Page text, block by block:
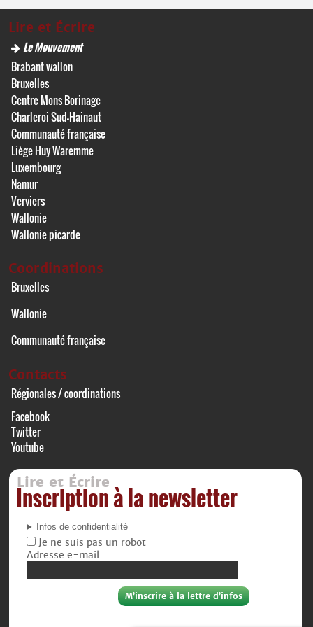
Lire et Écrire
Le Mouvement
Brabant wallon
Bruxelles
Centre Mons Borinage
Charleroi Sud-Hainaut
Communauté française
Liège Huy Waremme
Luxembourg
Namur
Verviers
Wallonie
Wallonie picarde
Coordinations
Bruxelles
Wallonie
Communauté française
Contacts
Régionales / coordinations
Facebook
Twitter
Youtube
Lire et Écrire
Inscription à la newsletter
Infos de confidentialité
Je ne suis pas un robot
Adresse e-mail